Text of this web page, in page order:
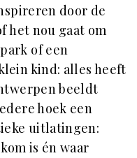
door de
het nou gaat om
of een
kind: alles heeft
beeldt
hoek een
uitlatingen:
is én waar